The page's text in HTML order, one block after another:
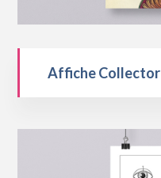
Affiche Collector